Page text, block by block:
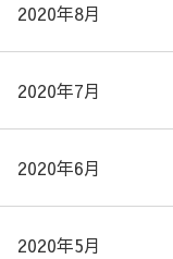
2020年8月
2020年7月
2020年6月
2020年5月